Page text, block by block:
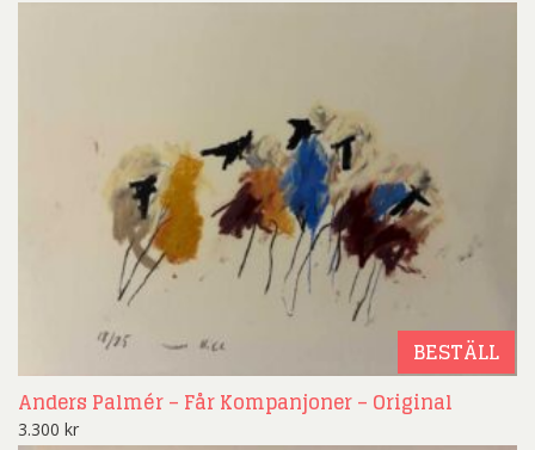
BESTÄLL
Anders Palmér – Får Kompanjoner – Original
3.300 kr